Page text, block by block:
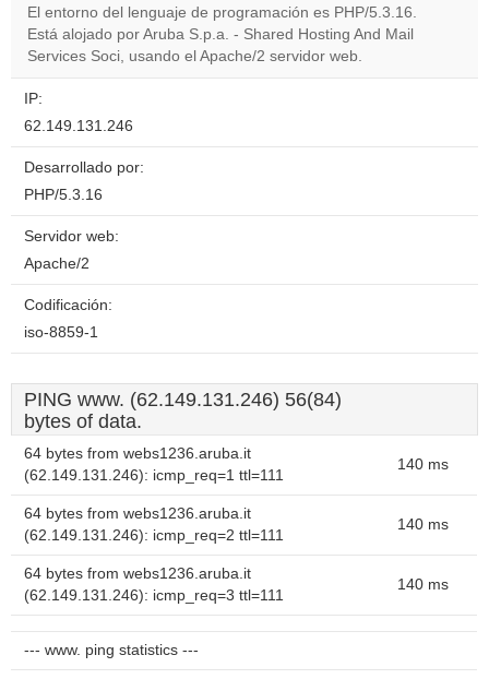
Do you
own this
El entorno del lenguaje de programación es PHP/5.3.16.
Está alojado por Aruba S.p.a. - Shared Hosting And Mail
Services Soci, usando el Apache/2 servidor web.
IP:
62.149.131.246
Desarrollado por:
PHP/5.3.16
Servidor web:
Apache/2
Codificación:
iso-8859-1
PING www. (62.149.131.246) 56(84)
bytes of data.
64 bytes from webs1236.aruba.it
(62.149.131.246): icmp_req=1 ttl=111
140 ms
64 bytes from webs1236.aruba.it
(62.149.131.246): icmp_req=2 ttl=111
140 ms
64 bytes from webs1236.aruba.it
(62.149.131.246): icmp_req=3 ttl=111
140 ms
--- www. ping statistics ---